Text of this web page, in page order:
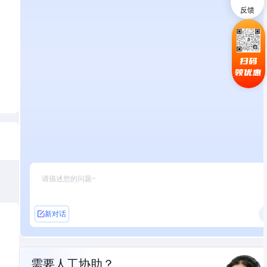
反馈
扫码
领优惠
新对话
需要人工协助？